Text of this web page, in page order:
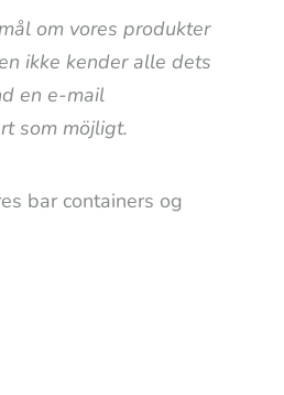
om vores produkter
ikke kender alle dets
en e-mail
som möjligt.
bar containers og